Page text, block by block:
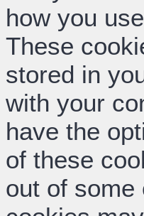
how you
These
stored in
with your
have the
of these
out of some